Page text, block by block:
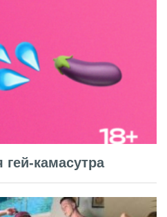
камасутра